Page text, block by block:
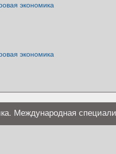
экономика
экономика
Международная